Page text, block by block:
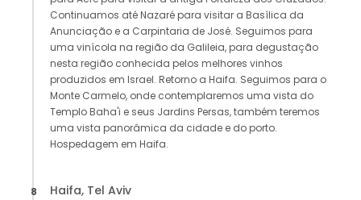
Continuamos até Nazaré para visitar a Basílica da
Anunciação e a Carpintaria de José. Seguimos para
uma vinícola na região da Galileia, para degustação
nesta região conhecida pelos melhores vinhos
produzidos em Israel. Retorno a Haifa. Seguimos para o
Monte Carmelo, onde contemplaremos uma vista do
Templo Baha'i e seus Jardins Persas, também teremos
uma vista panorâmica da cidade e do porto.
Hospedagem em Haifa.
8 Haifa, Tel Aviv